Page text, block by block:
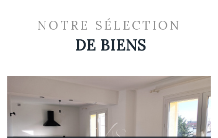
NOTRE SÉLECTION
DE BIENS